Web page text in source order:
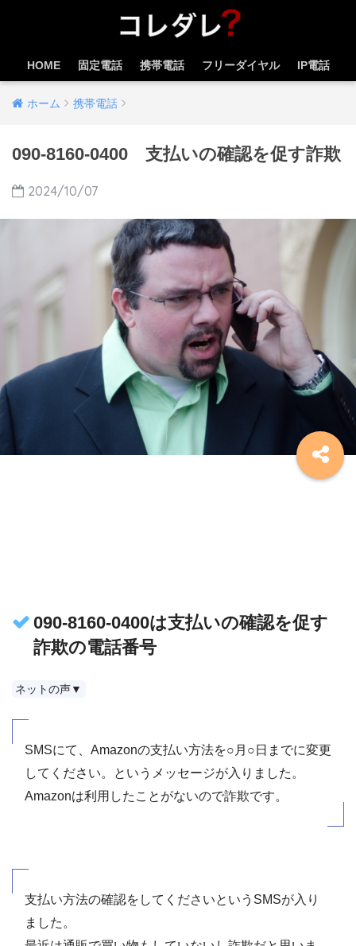
HOME 固定電話 携帯電話 フリーダイヤル IP電話
ホーム 携帯電話
090-8160-0400 支払いの確認を促す詐欺
2024/10/07
090-8160-0400は支払いの確認を促す
詐欺の電話番号
ネットの声▼
SMSにて、Amazonの支払い方法を○月○日までに変更
してください。というメッセージが入りました。
Amazonは利用したことがないので詐欺です。
支払い方法の確認をしてくださいというSMSが入り
ました。